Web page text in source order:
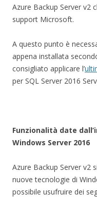
Azure Backup Server v2
support Microsoft.
A questo punto è
appena installata
consigliato applicare l’
per SQL Server 2016
Funzionalità date
Windows Server 2016
Azure Backup Server v2
nuove tecnologie di
possibile usufruire dei